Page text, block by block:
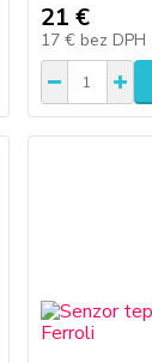
21 €
17 € bez DPH